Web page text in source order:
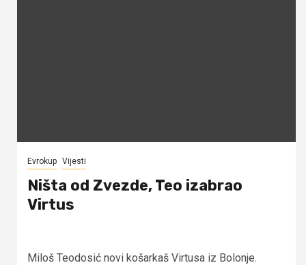
Evrokup Vijesti
Ništa od Zvezde, Teo izabrao
Virtus
Miloš Teodosić novi košarkaš Virtusa iz Bolonje.